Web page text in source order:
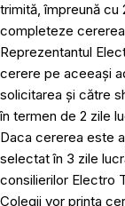
trimită, împreună
completeze
Reprezentantul
cerere pe aceeași
solicitarea și către
în termen de 2 zile
Daca cererea este
selectat în 3 zile
consilierilor Electro
Colegii vor printa